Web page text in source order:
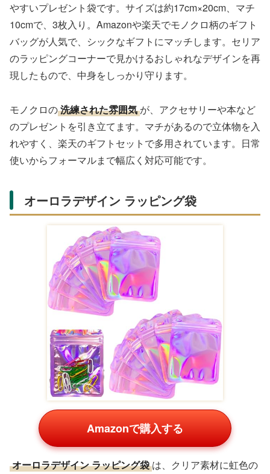
やすいプレゼント袋です。サイズは約17cm×20cm、マチ
10cmで、3枚入り。Amazonや楽天でモノクロ柄のギフト
バッグが人気で、シックなギフトにマッチします。セリア
のラッピングコーナーで見かけるおしゃれなデザインを再
現したもので、中身をしっかり守ります。
モノクロの洗練された雰囲気 が、アクセサリーや本など
のプレゼントを引き立てます。マチがあるので立体物を入
れやすく、楽天のギフトセットで多用されています。日常
使いからフォーマルまで幅広く対応可能です。
オーロラデザイン ラッピング袋
Amazonで購入する
オーロラデザイン ラッピング袋 は、クリア素材に虹色の